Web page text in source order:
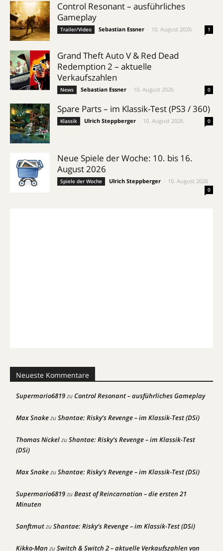
Control Resonant – ausführliches
Gameplay
Trailer/Video Sebastian Essner 10. August 2026 1
Grand Theft Auto V & Red Dead
Redemption 2 – aktuelle
Verkaufszahlen
News Sebastian Essner 10. August 2026 0
Spare Parts – im Klassik-Test (PS3 / 360)
Klassik Ulrich Steppberger 10. August 2026 0
Neue Spiele der Woche: 10. bis 16.
August 2026
Spiele der Woche Ulrich Steppberger 10. August 2026
0
Neueste Kommentare
Supermario6819zuControl Resonant – ausführliches Gameplay
Max SnakezuShantae: Risky’s Revenge – im Klassik-Test (DSi)
Thomas NickelzuShantae: Risky’s Revenge – im Klassik-Test
(DSi)
Max SnakezuShantae: Risky’s Revenge – im Klassik-Test (DSi)
Supermario6819zuBeast of Reincarnation – die ersten 21
Minuten
SanftmutzuShantae: Risky’s Revenge – im Klassik-Test (DSi)
Kikko-Man zuSwitch & Switch 2 – aktuelle Verkaufszahlen von